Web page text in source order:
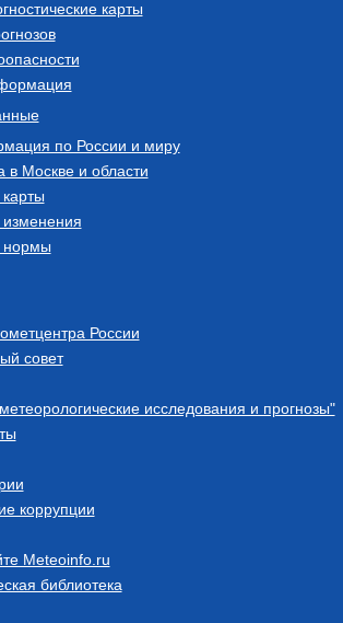
карты
по России и миру
в Москве и области
изменения
нормы
России
совет
исследования и прогнозы"
коррупции
Meteoinfo.ru
библиотека